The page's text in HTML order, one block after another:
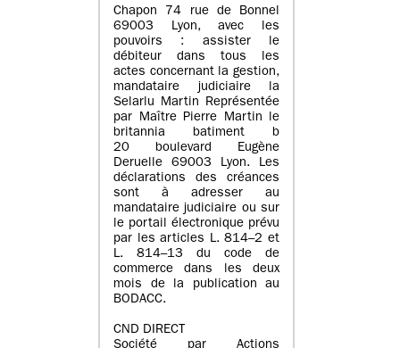
Chapon 74 rue de Bonnel
69003 Lyon, avec les
pouvoirs : assister le
débiteur dans tous les
actes concernant la gestion,
mandataire judiciaire la
Selarlu Martin Représentée
par Maître Pierre Martin le
britannia batiment b
20 boulevard Eugène
Deruelle 69003 Lyon. Les
déclarations des créances
sont à adresser au
mandataire judiciaire ou sur
le portail électronique prévu
par les articles L. 814–2 et
L. 814–13 du code de
commerce dans les deux
mois de la publication au
BODACC.
CND DIRECT